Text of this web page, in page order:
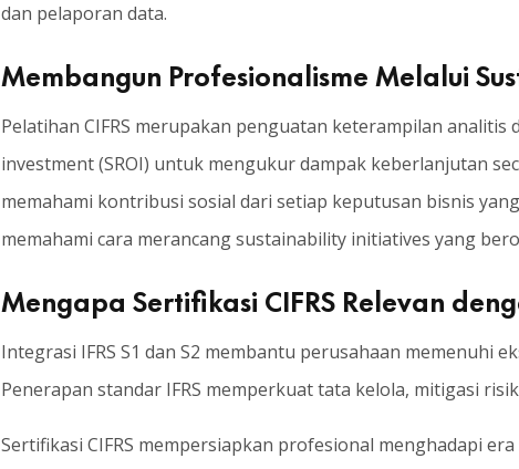
dan pelaporan data.
Membangun Profesionalisme Melalui
Pelatihan CIFRS merupakan penguatan keterampilan
investment (SROI) untuk mengukur dampak keberlanjutan
memahami kontribusi sosial dari setiap keputusan bisnis
memahami cara merancang sustainability initiatives yang
Mengapa Sertifikasi CIFRS Relevan
Integrasi IFRS S1 dan S2 membantu perusahaan memenuhi
Penerapan standar IFRS memperkuat tata kelola, mitigasi
Sertifikasi CIFRS mempersiapkan profesional menghadapi